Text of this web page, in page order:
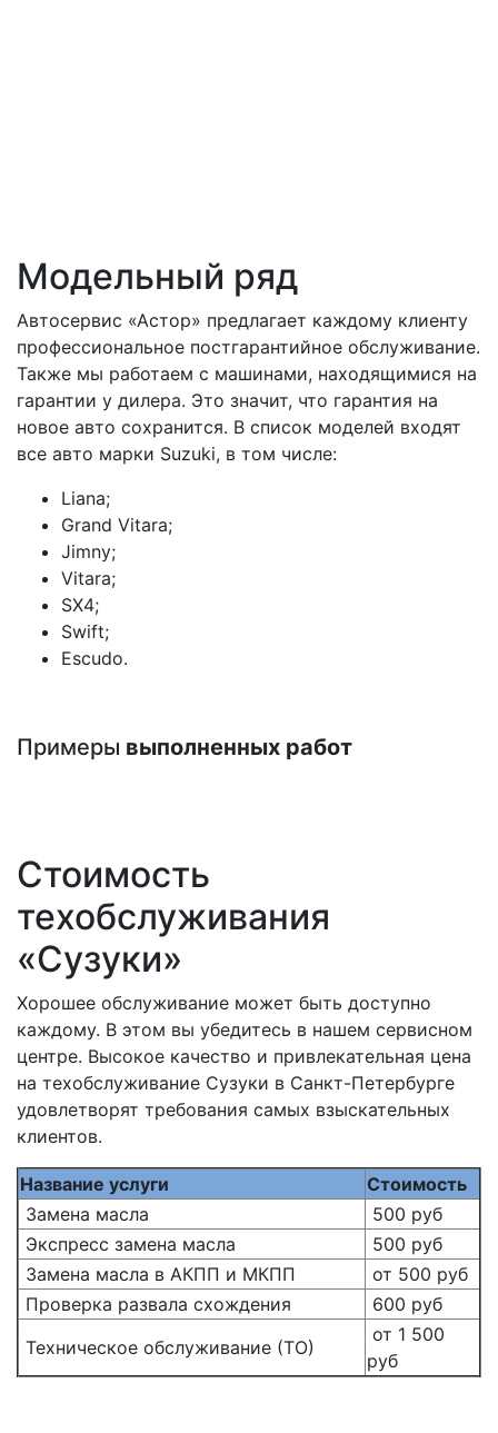
Модельный ряд
Автосервис «Астор» предлагает каждому клиенту
профессиональное постгарантийное обслуживание.
Также мы работаем с машинами, находящимися на
гарантии у дилера. Это значит, что гарантия на
новое авто сохранится. В список моделей входят
все авто марки Suzuki, в том числе:
Liana;
Grand Vitara;
Jimny;
Vitara;
SX4;
Swift;
Escudo.
Примеры выполненных работ
Стоимость
техобслуживания
«Сузуки»
Хорошее обслуживание может быть доступно
каждому. В этом вы убедитесь в нашем сервисном
центре. Высокое качество и привлекательная цена
на техобслуживание Сузуки в Санкт-Петербурге
удовлетворят требования самых взыскательных
клиентов.
Название услуги
Стоимость
Замена масла
500 руб
Экспресс замена масла
500 руб
Замена масла в АКПП и МКПП
от 500 руб
Проверка развала схождения
600 руб
Техническое обслуживание (ТО)
от 1 500
руб